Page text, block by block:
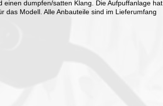
einen dumpfen/satten Klang. Die Aufpuffanlage hat
das Modell. Alle Anbauteile sind im Lieferumfang